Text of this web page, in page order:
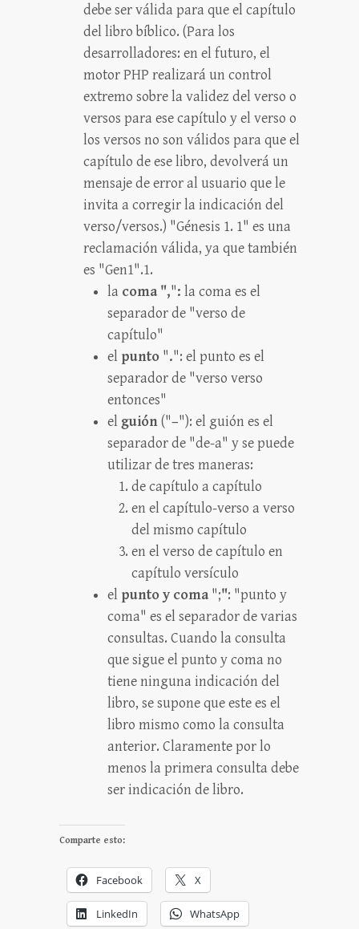
debe ser válida para que el capítulo
del libro bíblico. (Para los
desarrolladores: en el futuro, el
motor PHP realizará un control
extremo sobre la validez del verso o
versos para ese capítulo y el verso o
los versos no son válidos para que el
capítulo de ese libro, devolverá un
mensaje de error al usuario que le
invita a corregir la indicación del
verso/versos.) "Génesis 1. 1" es una
reclamación válida, ya que también
es "Gen1".1.
la coma ",": la coma es el
separador de "verso de
capítulo"
el punto ".": el punto es el
separador de "verso verso
entonces"
el guión("–"): el guión es el
separador de "de-a" y se puede
utilizar de tres maneras:
de capítulo a capítulo
en el capítulo-verso a verso
del mismo capítulo
en el verso de capítulo en
capítulo versículo
el punto y coma";": "punto y
coma" es el separador de varias
consultas. Cuando la consulta
que sigue el punto y coma no
tiene ninguna indicación del
libro, se supone que este es el
libro mismo como la consulta
anterior. Claramente por lo
menos la primera consulta debe
ser indicación de libro.
Comparte esto:
Facebook X
LinkedIn WhatsApp